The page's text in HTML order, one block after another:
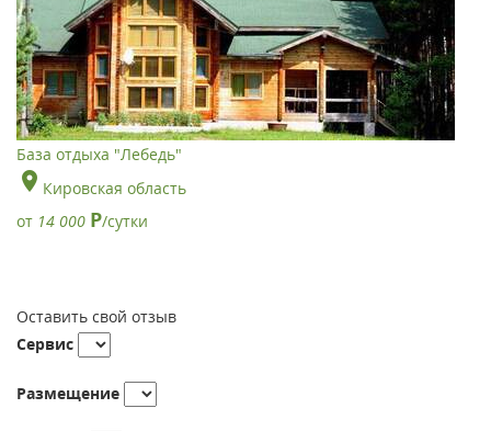
База отдыха "Лебедь"
Кировская область
от 14 000 Р/сутки
Оставить свой отзыв
Сервис
Размещение